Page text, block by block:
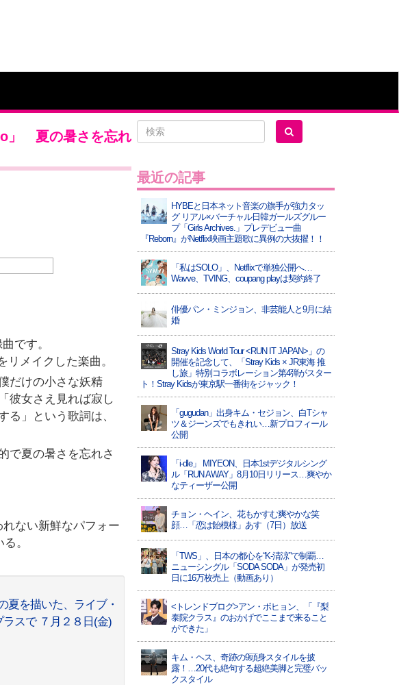
」 夏の暑さを忘れ
です。
リメイクした楽曲。
だけの小さな妖精
彼女さえ見れば寂し
」という歌詞は、
で夏の暑さを忘れさ
ない新鮮なパフォー
。
夏を描いた、ライブ・
ラスで ７月２８日(金)
最近の記事
HYBEと日本ネット音楽の旗手が強力タッ
グ リアル×バーチャル日韓ガールズグルー
プ「Girls Archives.」プレデビュー曲
『Reborn』がNetflix映画主題歌に異例の大抜擢！！
「私はSOLO」、Netflixで単独公開へ…
Wavve、TVING、coupang playは契約終了
俳優パン・ミンジョン、非芸能人と9月に結
婚
Stray Kids World Tour <RUN IT JAPAN>」の
開催を記念して、「Stray Kids × JR東海 推
し旅」特別コラボレーション第4弾がスター
ト！Stray Kidsが東京駅一番街をジャック！
「gugudan」出身キム・セジョン、白Tシャ
ツ＆ジーンズでもきれい…新プロフィール
公開
「i-dle」 MIYEON、日本1stデジタルシング
ル「RUN AWAY」8月10日リリース…爽やか
なティーザー公開
チョン・ヘイン、花もかすむ爽やかな笑
顔…「恋は飴模様」あす（7日）放送
「TWS」、日本の都心を“K-清涼”で制覇…
ニューシングル「SODA SODA」が発売初
日に16万枚売上（動画あり）
<トレンドブログ>アン・ボヒョン、「『梨
泰院クラス』のおかげでここまで来ること
ができた」
キム・ヘス、奇跡の9頭身スタイルを披
露！…20代も絶句する超絶美脚と完璧バッ
クスタイル